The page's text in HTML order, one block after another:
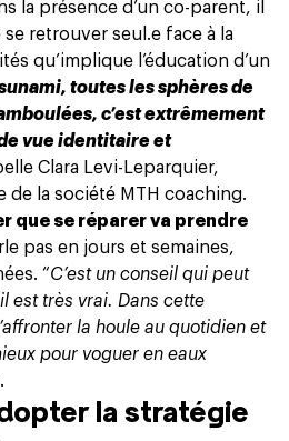
la présence d’un co-parent, il
retrouver seul.e face à la
qu’implique l’éducation d’un
toutes les sphères de
c’est extrêmement
vue identitaire et
Clara Levi-Leparquier,
la société MTH coaching.
que se réparer va prendre
pas en jours et semaines,
“C’est un conseil qui peut
est très vrai. Dans cette
la houle au quotidien et
pour voguer en eaux
la stratégie